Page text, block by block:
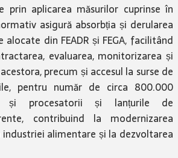
prin aplicarea măsurilor cuprinse în
asigură absorbția și derularea
din FEADR și FEGA, facilitând
evaluarea, monitorizarea și
precum și accesul la surse de
pentru număr de circa 800.000
și procesatorii și lanțurile de
contribuind la modernizarea
alimentare și la dezvoltarea